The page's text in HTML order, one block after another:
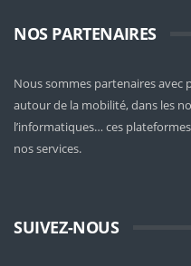
NOS PARTENAIRES
Nous sommes partenaires avec
autour de la mobilité, dans les
l’informatiques… ces
nos services.
SUIVEZ-NOUS